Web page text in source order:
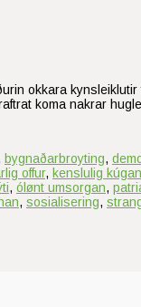
okkara
koma nakrar
bygnaðarbroyting,
offur, kenslulig kúgan
, ólønt umsorgan,
, sosialisering,